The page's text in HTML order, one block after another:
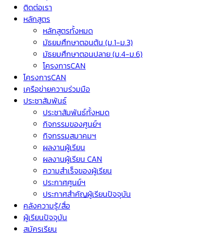
ติดต่อเรา
หลักสูตร
หลักสูตรทั้งหมด
มัธยมศึกษาตอนต้น (ม.1-ม.3)
มัธยมศึกษาตอนปลาย (ม.4-ม.6)
โครงการCAN
โครงการCAN
เครือข่ายความร่วมมือ
ประชาสัมพันธ์
ประชาสัมพันธ์ทั้งหมด
กิจกรรมของศูนย์ฯ
กิจกรรมสมาคมฯ
ผลงานผู้เรียน
ผลงานผู้เรียน CAN
ความสำเร็จของผู้เรียน
ประกาศศูนย์ฯ
ประกาศสำคัญผู้เรียนปัจจุบัน
คลังความรู้/สื่อ
ผู้เรียนปัจจุบัน
สมัครเรียน